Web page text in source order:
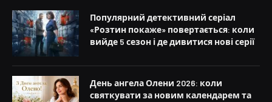
Популярний детективний серіал
«Розтин покаже» повертається: коли
вийде 5 сезон і де дивитися нові серії
День ангела Олени 2026: коли
святкувати за новим календарем та